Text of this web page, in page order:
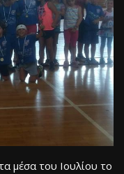
μέσα του Ιουλίου το